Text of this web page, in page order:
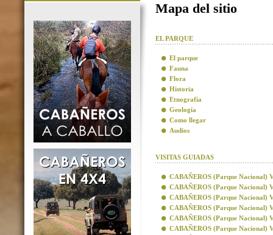
Mapa del sitio
EL PARQUE
El parque
Fauna
Flora
Historia
Etnografía
Geología
Como llegar
Audios
VISITAS GUIADAS
CABAÑEROS (Parque Nacional)
CABAÑEROS (Parque Nacional)
CABAÑEROS (Parque Nacional)
CABAÑEROS (Parque Nacional)
CABAÑEROS (Parque Nacional)
CABAÑEROS (Parque Nacional)